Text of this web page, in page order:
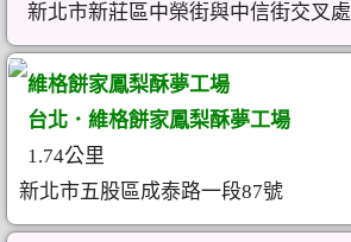
新北市新莊區中榮街與中信街交叉處
維格餅家鳳梨酥夢工場
台北．維格餅家鳳梨酥夢工場
1.74公里
新北市五股區成泰路一段87號